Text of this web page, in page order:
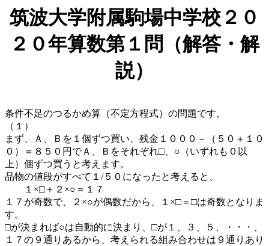
筑波大学附属駒場中学校２０
２０年算数第１問（解答・解
説）
条件不足のつるかめ算（不定方程式）の問題です。
（１）
まず、Ａ、Ｂを１個ずつ買い、残金１０００－（５０＋１０
０）＝８５０円でＡ、Ｂをそれぞれ□、○（いずれも０以
上）個ずつ買うと考えます。
品物の値段がすべて１/５０になったと考えると、
１×□＋２×○＝１７
１７が奇数で、２×○が偶数だから、１×□＝□は奇数となりま
す。
□が決まれば○は自動的に決まり、□が１、３、５、・・・、
１７の９通りあるから、考えられる組み合わせは９通りあり